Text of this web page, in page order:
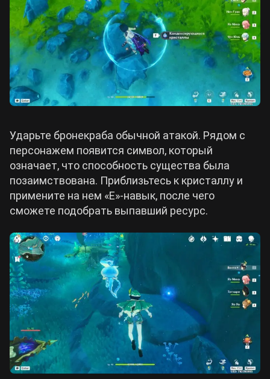
Эмбер
Кадзуха
Рэйзор
Кэйа
Хэйдзо
Мона
Фурина
Кандакия Сяо
Ударьте бронекраба обычной атакой. Рядом с
персонажем появится символ, который
означает, что способность существа была
позаимствована. Приблизьтесь к кристаллу и
примените на нем «Е»-навык, после чего
сможете подобрать выпавший ресурс.